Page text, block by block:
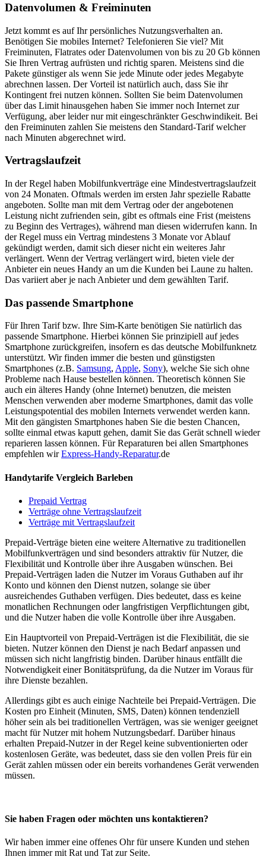
Datenvolumen & Freiminuten
Jetzt kommt es auf Ihr persönliches Nutzungsverhalten an.
Benötigen Sie mobiles Internet? Telefonieren Sie viel? Mit
Freiminuten, Flatrates oder Datenvolumen von bis zu 20 Gb können
Sie Ihren Vertrag aufrüsten und richtig sparen. Meistens sind die
Pakete günstiger als wenn Sie jede Minute oder jedes Megabyte
abrechnen lassen. Der Vorteil ist natürlich auch, dass Sie ihr
Kontingent frei nutzen können. Sollten Sie beim Datenvolumen
über das Limit hinausgehen haben Sie immer noch Internet zur
Verfügung, aber leider nur mit eingeschränkter Geschwindikeit. Bei
den Freiminuten zahlen Sie meistens den Standard-Tarif welcher
nach Minuten abgerechnet wird.
Vertragslaufzeit
In der Regel haben Mobilfunkverträge eine Mindestvertragslaufzeit
von 24 Monaten. Oftmals werden im ersten Jahr spezielle Rabatte
angeboten. Sollte man mit dem Vertrag oder der angebotenen
Leistung nicht zufrienden sein, gibt es oftmals eine Frist (meistens
zu Beginn des Vertrages), während man diesen widerrufen kann. In
der Regel muss ein Vertrag mindestens 3 Monate vor Ablauf
gekündigt werden, damit sich dieser nicht ein weiteres Jahr
verlängert. Wenn der Vertrag verlängert wird, bieten viele der
Anbieter ein neues Handy an um die Kunden bei Laune zu halten.
Das variiert aber je nach Anbieter und dem gewählten Tarif.
Das passende Smartphone
Für Ihren Tarif bzw. Ihre Sim-Karte benötigen Sie natürlich das
passende Smartphone. Hierbei können Sie prinzipiell auf jedes
Smartphone zurückgreifen, insofern es das deutsche Mobilfunknetz
unterstützt. Wir finden immer die besten und günstigsten
Smartphones (z.B. Samsung, Apple, Sony), welche Sie sich ohne
Probleme nach Hause bestellen können. Theoretisch können Sie
auch ein älteres Handy (ohne Internet) benutzen, die meisten
Menschen verwenden aber moderne Smartphones, damit das volle
Leistungspotential des mobilen Internets verwendet werden kann.
Mit den gängisten Smartphones haben Sie die besten Chancen,
sollte einmal etwas kaputt gehen, damit Sie das Gerät schnell wieder
reparieren lassen können. Für Reparaturen bei allen Smartphones
empfehlen wirExpress-Handy-Reparatur.de
Handytarife Vergleich Barleben
Prepaid Vertrag
Verträge ohne Vertragslaufzeit
Verträge mit Vertragslaufzeit
Prepaid-Verträge bieten eine weitere Alternative zu traditionellen
Mobilfunkverträgen und sind besonders attraktiv für Nutzer, die
Flexibilität und Kontrolle über ihre Ausgaben wünschen. Bei
Prepaid-Verträgen laden die Nutzer im Voraus Guthaben auf ihr
Konto und können den Dienst nutzen, solange sie über
ausreichendes Guthaben verfügen. Dies bedeutet, dass es keine
monatlichen Rechnungen oder langfristigen Verpflichtungen gibt,
und die Nutzer haben die volle Kontrolle über ihre Ausgaben.
Ein Hauptvorteil von Prepaid-Verträgen ist die Flexibilität, die sie
bieten. Nutzer können den Dienst je nach Bedarf anpassen und
müssen sich nicht langfristig binden. Darüber hinaus entfällt die
Notwendigkeit einer Bonitätsprüfung, da die Nutzer im Voraus für
ihre Dienste bezahlen.
Allerdings gibt es auch einige Nachteile bei Prepaid-Verträgen. Die
Kosten pro Einheit (Minuten, SMS, Daten) können tendenziell
höher sein als bei traditionellen Verträgen, was sie weniger geeignet
macht für Nutzer mit hohem Nutzungsbedarf. Darüber hinaus
erhalten Prepaid-Nutzer in der Regel keine subventionierten oder
kostenlosen Geräte, was bedeutet, dass sie den vollen Preis für ein
Gerät zahlen müssen oder ein bereits vorhandenes Gerät verwenden
müssen.
Sie haben Fragen oder möchten uns kontaktieren?
Wir haben immer eine offenes Ohr für unsere Kunden und stehen
Ihnen immer mit Rat und Tat zur Seite.